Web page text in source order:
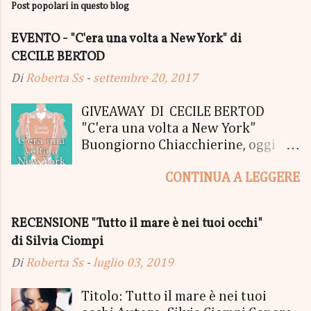
Post popolari in questo blog
EVENTO - "C'era una volta a New York" di
CECILE BERTOD
DiRoberta Ss - settembre 20, 2017
GIVEAWAY DI CECILE BERTOD
"C'era una volta a New York"
Buongiorno Chiacchierine, oggi
lanciamo il SUPER MEGA GIVEAWAY
05 Ottobre di "C'era una volta a
New York", edito Newton Compton.
Un Giveaway molto ricco per la
Premio, che si aggiudicherà tutto
CONTINUA A LEGGERE
RECENSIONE "Tutto il mare è nei tuoi occhi"
di Silvia Ciompi
DiRoberta Ss - luglio 03, 2019
Titolo: Tutto il mare è nei tuoi